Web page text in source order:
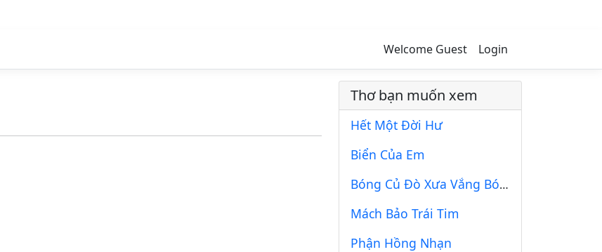
Welcome Guest Login
Thơ bạn muốn xem
Hết Một Đời Hư
Biển Của Em
Bóng Củ Đò Xưa Vắng Bóng Em !
Mách Bảo Trái Tim
Phận Hồng Nhạn